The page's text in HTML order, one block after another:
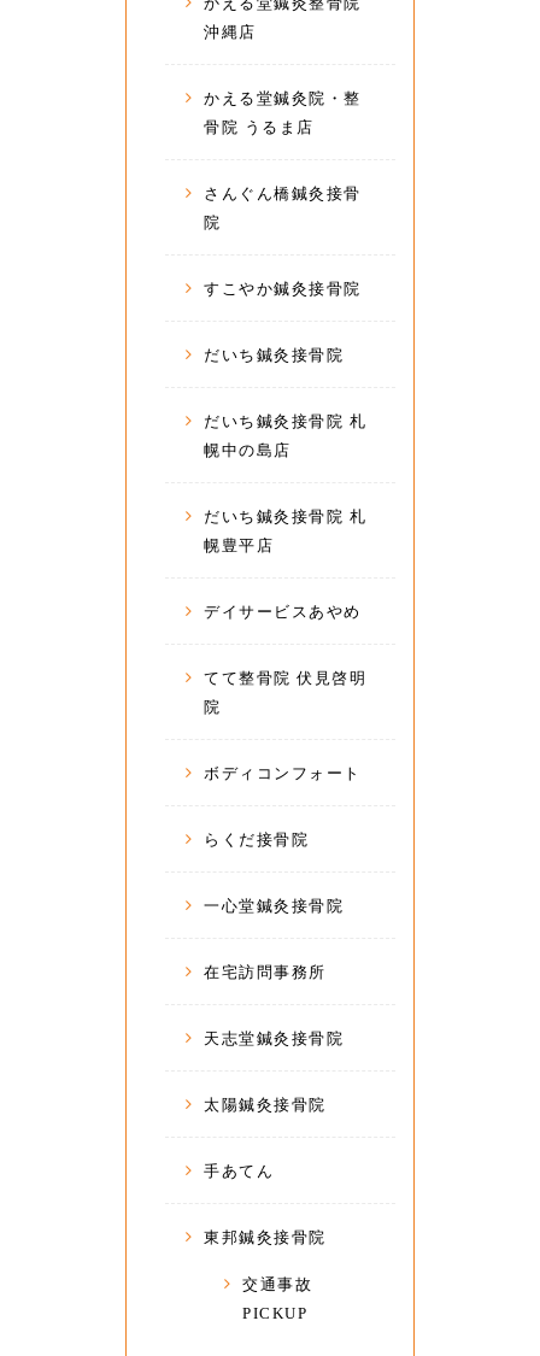
沖縄店
かえる堂鍼灸院・整
骨院 うるま店
さんぐん橋鍼灸接骨
院
すこやか鍼灸接骨院
だいち鍼灸接骨院
だいち鍼灸接骨院 札
幌中の島店
だいち鍼灸接骨院 札
幌豊平店
デイサービスあやめ
てて整骨院 伏見啓明
院
ボディコンフォート
らくだ接骨院
一心堂鍼灸接骨院
在宅訪問事務所
天志堂鍼灸接骨院
太陽鍼灸接骨院
手あてん
東邦鍼灸接骨院
交通事故
PICKUP